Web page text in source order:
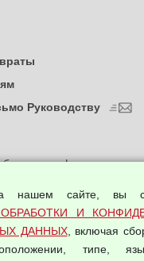
и
персональных
купли-продажи
Руководству
нашем сайте, вы
И
ДАННЫХ, включая
типе,